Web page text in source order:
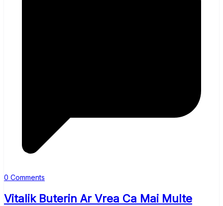
0 Comments
Vitalik Buterin Ar Vrea Ca Mai Multe